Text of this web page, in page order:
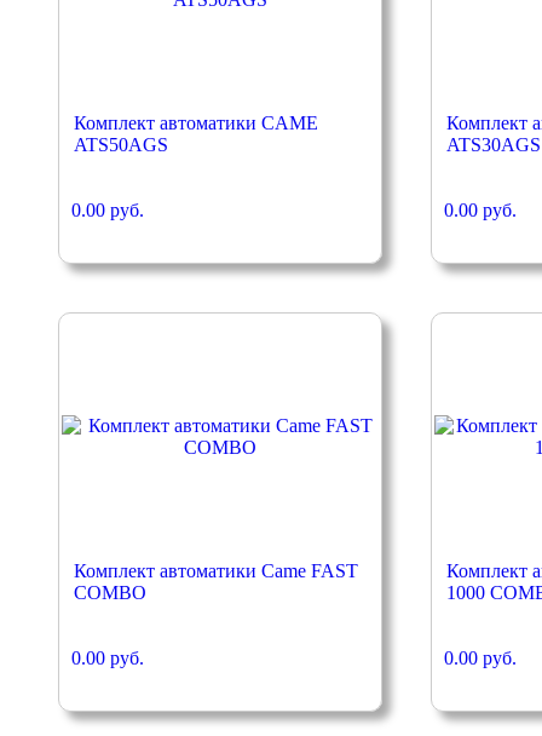
Комплект автоматики CAME
ATS50AGS
0.00 руб.
Комплект
ATS30AGS
0.00 руб.
Комплект автоматики Came FAST
COMBO
0.00 руб.
Комплект
1000
0.00 руб.